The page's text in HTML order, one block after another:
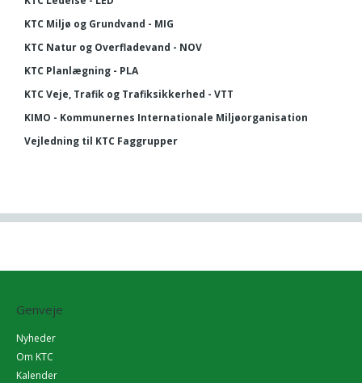
KTC Miljø og Grundvand - MIG
KTC Natur og Overfladevand - NOV
KTC Planlægning - PLA
KTC Veje, Trafik og Trafiksikkerhed - VTT
KIMO - Kommunernes Internationale Miljøorganisation
Vejledning til KTC Faggrupper
Genveje
Nyheder
Om KTC
Kalender